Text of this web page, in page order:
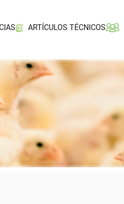
ARTÍCULOS TÉCNICOS